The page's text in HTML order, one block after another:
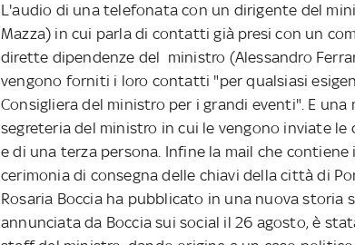
L'audio di una telefonata con un dirigente del
Mazza) in cui parla di contatti già presi con un
dirette dipendenze del ministro (Alessandro
vengono forniti i loro contatti "per qualsiasi
Consigliera del ministro per i grandi eventi". E una
segreteria del ministro in cui le vengono inviate le
e di una terza persona. Infine la mail che contiene
cerimonia di consegna delle chiavi della città di
Rosaria Boccia ha pubblicato in una nuova storia
annunciata da Boccia sui social il 26 agosto, è